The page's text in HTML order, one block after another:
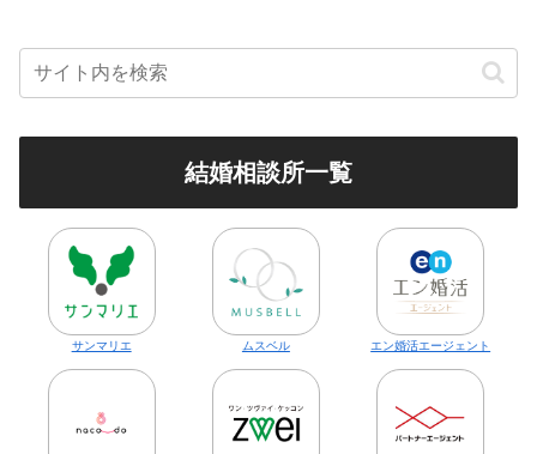
結婚相談所一覧
サンマリエ ムスベル エン婚活エージェント